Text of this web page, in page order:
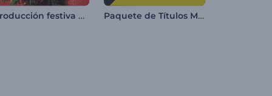
Introducción festiva con bola de Navidad Paquete de Títulos Motion